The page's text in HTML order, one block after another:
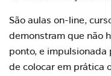
São aulas on-line,
demonstram que não
ponto, e impulsionada
de colocar em prática